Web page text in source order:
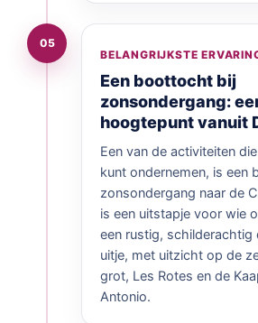
05
BELANGRIJKSTE
Een boottocht bij
zonsondergang:
hoogtepunt vanuit
Een van de activiteiten
kunt ondernemen, is een
zonsondergang naar de
is een uitstapje voor wie
een rustig, schilderachtig
uitje, met uitzicht op de
grot, Les Rotes en de
Antonio.